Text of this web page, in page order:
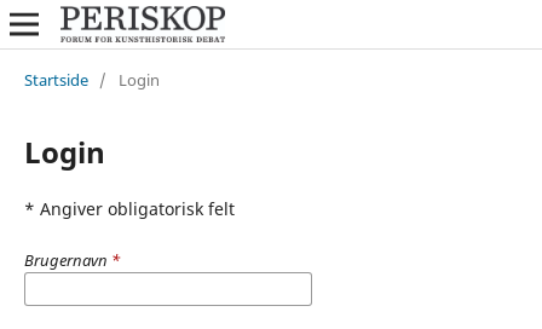
Startside / Login
Login
* Angiver obligatorisk felt
Brugernavn *